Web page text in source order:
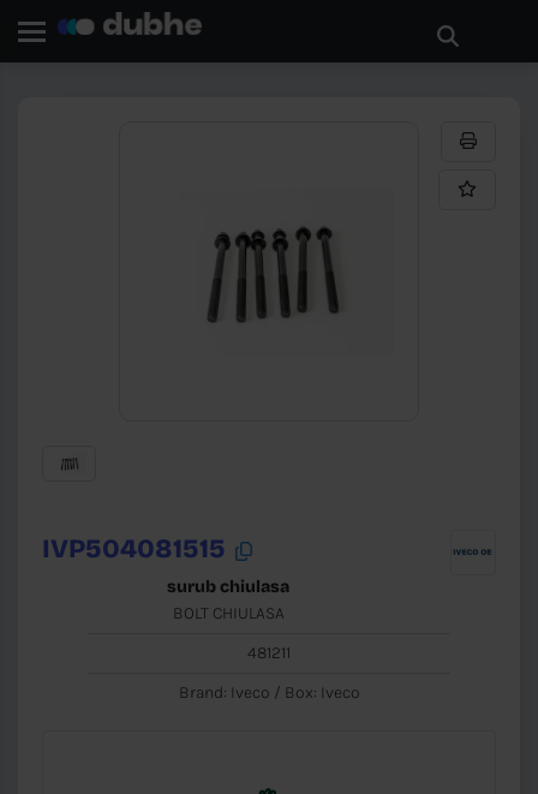
ÎNAPOI
IVP504081515
surub chiulasa
BOLT CHIULASA
481211
Brand: Iveco / Box: Iveco